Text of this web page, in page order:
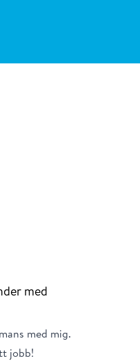
med
med mig.
jobb!